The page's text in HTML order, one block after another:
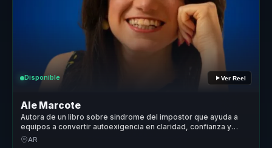
Disponible Ver Reel
Ale Marcote
Autora de un libro sobre sindrome del impostor que ayuda a
equipos a convertir autoexigencia en claridad, confianza y
participacion.
AR